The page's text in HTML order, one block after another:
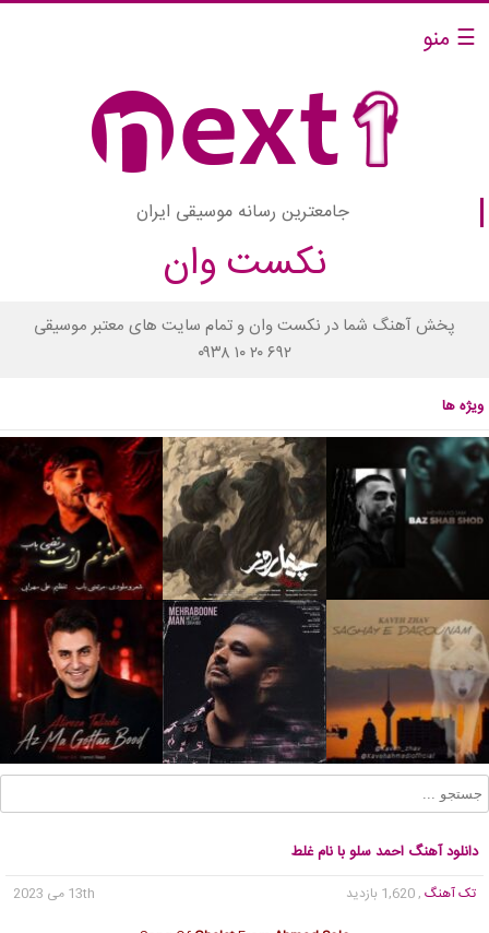
☰ منو
جامعترین رسانه موسیقی ایران
نکست وان
پخش آهنگ شما در نکست وان و تمام سایت های معتبر موسیقی
۰۹۳۸ ۱۰ ۲۰ ۶۹۲
ویژه ها
دانلود آهنگ احمد سلو با نام غلط
تک آهنگ , 1,620 بازدید
13th می 2023